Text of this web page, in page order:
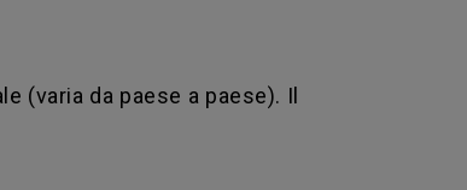
(varia da paese a paese). Il